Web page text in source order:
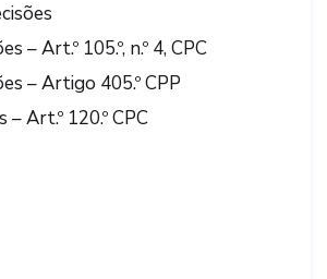
– Art.º 105.º, n.º 4, CPC
– Artigo 405.º CPP
– Art.º 120.º CPC